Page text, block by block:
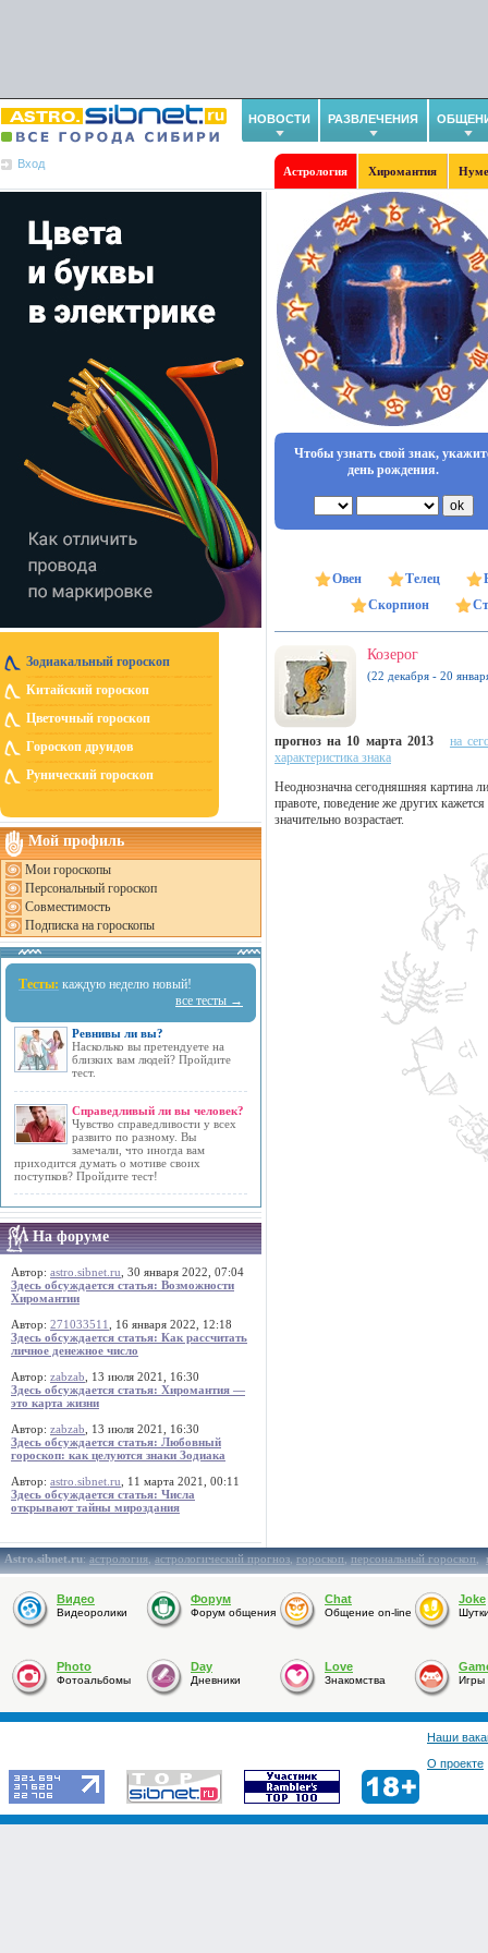
НОВОСТИ РАЗВЛЕЧЕНИЯ
Вход
Астрология Хиромантия
Зодиакальный гороскоп
Китайский гороскоп
Цветочный гороскоп
Гороскоп друидов
Рунический гороскоп
Мой профиль
Мои гороскопы
Персональный гороскоп
Совместимость
Подписка на гороскопы
Тесты: каждую неделю новый!
все тесты →
Ревнивы ли вы?
Насколько вы претендуете на
близких вам людей? Пройдите
тест.
Справедливый ли вы человек?
Чувство справедливости у всех
развито по разному. Вы
замечали, что иногда вам
приходится думать о мотиве своих
поступков? Пройдите тест!
На форуме
Автор: astro.sibnet.ru , 30 января 2022, 07:04
Здесь обсуждается статья: Возможности
Хиромантии
Автор: 271033511
, 16 января 2022, 12:18
Здесь обсуждается статья: Как рассчитать
личное денежное число
Автор: zabzab , 13 июля 2021, 16:30
Здесь обсуждается статья: Хиромантия —
это карта жизни
Автор: zabzab , 13 июля 2021, 16:30
Здесь обсуждается статья: Любовный
гороскоп: как целуются знаки Зодиака
Автор: astro.sibnet.ru , 11 марта 2021, 00:11
Здесь обсуждается статья: Числа
открывают тайны мироздания
Чтобы узнать свой знак,
день рождения.
Овен Телец
Скорпион
Козерог
(22 декабря - 20
прогноз на 10 марта 2013
на
характеристика знака
Неоднозначна сегодняшняя картина
правоте, поведение же других
значительно возрастает.
Astro.sibnet.ru:астрология,астрологический прогноз,гороскоп,персональный гороскоп,
Видео
Видеоролики
Форум
Форум общения
Chat
Общение on-line
Joke
Photo
Фотоальбомы
Day
Дневники
Love
Знакомства Игры
Наши
О проекте